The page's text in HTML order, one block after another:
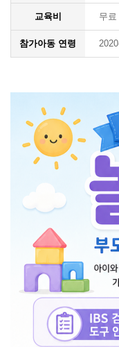
교육비 무료
참가아동 연령